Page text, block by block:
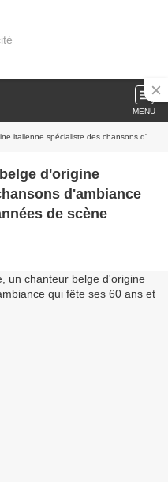
MENU
d'ambiance qui fête ses 60 ans et 45 années de scène
d'origine
d'ambiance
de scène